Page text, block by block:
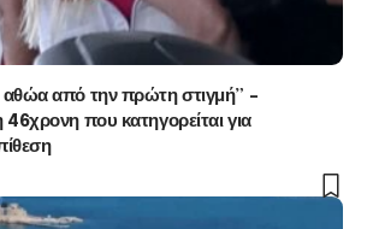
από την πρώτη στιγμή” –
που κατηγορείται για